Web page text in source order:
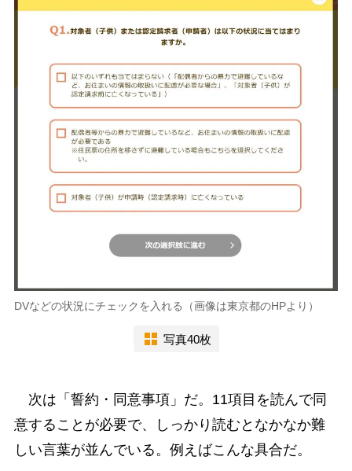
DVなどの状況にチェックを入れる（画像は東京都のHPより）
写真40枚
次は「誓約・同意事項」だ。11項目を読んで同
意することが必要で、しっかり読むとなかなか難
しい言葉が並んでいる。例えばこんな具合だ。